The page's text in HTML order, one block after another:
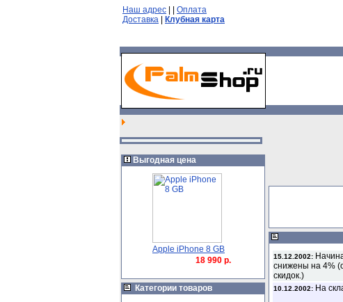
Наш адрес
Оплата
Доставка
Клубная карта
Выгодная цена
Apple iPhone 8 GB
18 990 р.
Категории товаров
15.12.2002:
снижены на 4%
скидок.)
10.12.2002: На